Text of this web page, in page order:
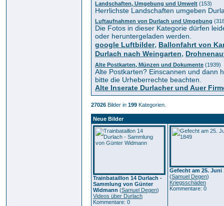
Landschaften, Umgebung und Umwelt (153)
Herrlichste Landschaften umgeben
Luftaufnahmen von Durlach und Umgebung
Die Fotos in dieser Kategorie dürfen
oder heruntergeladen werden.
google Luftbilder, Ballonfahrt von
Durlach nach Weingarten,
Alte Postkarten, Münzen und Dokumente (1939)
Alte Postkarten? Einscannen und dann
bitte die Urheberrechte beachten.
Alte Inserate Durlacher und Auer
27026 Bilder in 199 Kategorien.
Neue Bilder
Trainbataillon 14 Durlach -
Sammlung von Günter
Widmann (Samuel Degen)
Videos über Durlach
Kommentare: 0
Gefecht am 25. Juni
(Samuel Degen)
Kriegsschäden
Kommentare: 0